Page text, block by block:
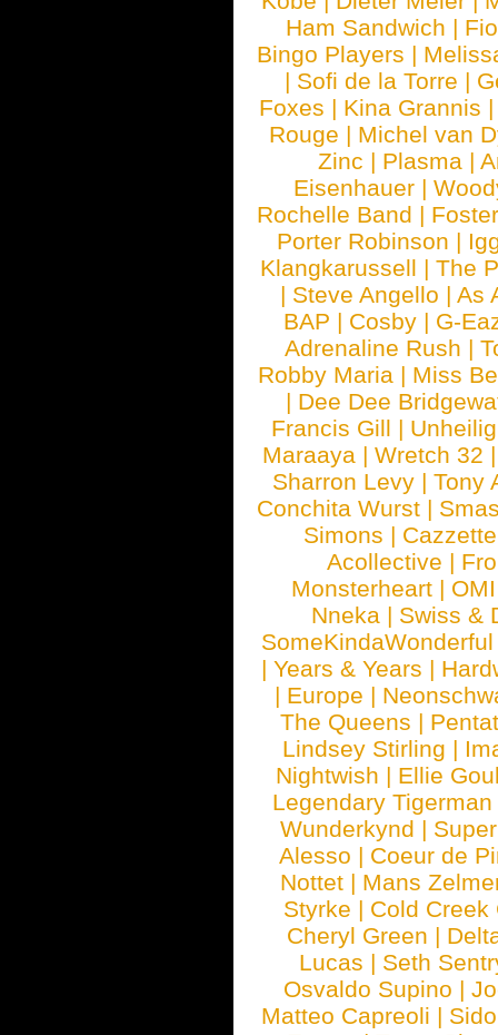
Ham Sandwich |
Bingo Players |
| Sofi de la Torre |
Foxes | Kina Grannis
Rouge | Michel van
Zinc | Plasma |
Eisenhauer |
Rochelle Band |
Porter Robinson |
Klangkarussell |The
| Steve Angello |As
BAP | Cosby | G-
Adrenaline Rush |
Robby Maria | Miss
| Dee Dee
Francis Gill | Unheilig
Maraaya | Wretch 32
Sharron Levy |Tony
Conchita Wurst |
Simons | Cazzette
Acollective |
Monsterheart | OMI
Nneka | Swiss &
SomeKindaWonderful
| Years & Years |
| Europe |
The Queens |
Lindsey Stirling |
Nightwish | Ellie
Legendary Tigerman
Wunderkynd |
Alesso | Coeur de
Nottet | Mans
Styrke | Cold Creek
Cheryl Green |
Lucas | Seth
Osvaldo Supino |
Matteo Capreoli | Sido